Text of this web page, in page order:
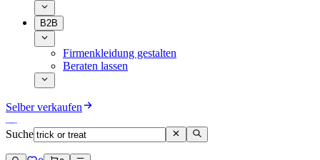
B2B
Firmenkleidung gestalten
Beraten lassen
Selber verkaufen
Suche